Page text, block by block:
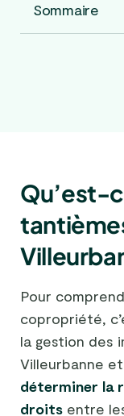
Sommaire
Qu’est-
Pour
copropriété,
la gestion des
Villeurbanne
déterminer la
droits entre